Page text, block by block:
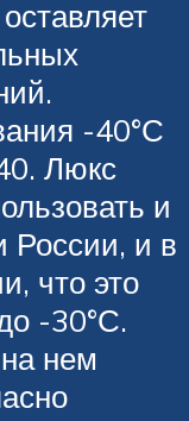
-40°С
Люкс
и
России, и в
что это
-30°С.
нем